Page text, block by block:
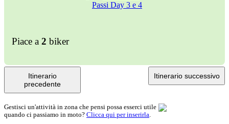
Piace a 2 biker
Itinerario
precedente
Itinerario successivo
Gestisci un'attività in zona che pensi possa esserci utile
quando ci passiamo in moto? Clicca qui per inserirla.